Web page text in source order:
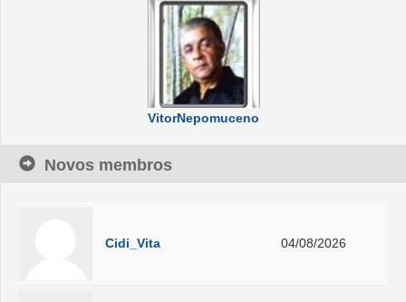
VitorNepomuceno
Novos membros
Cidi_Vita 04/08/2026